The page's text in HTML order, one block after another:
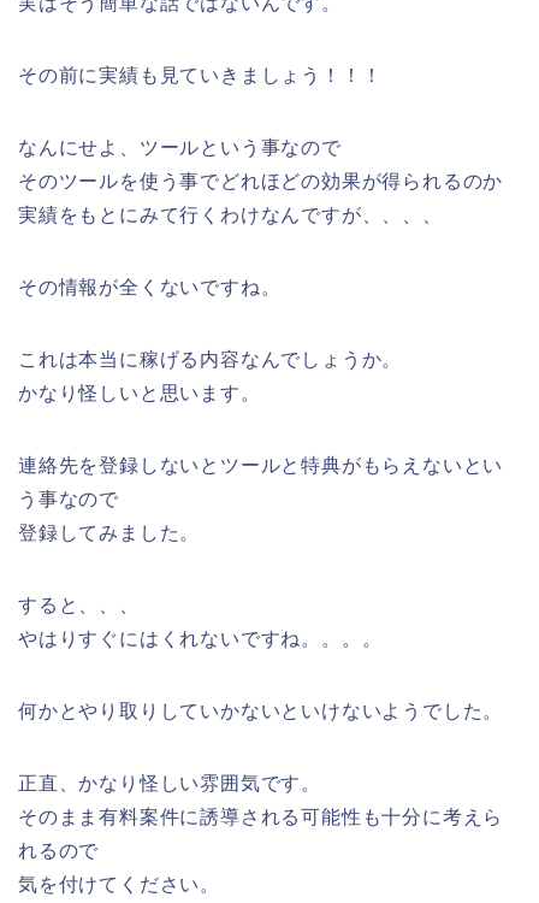
その前に実績も見ていきましょう！！！
なんにせよ、ツールという事なので
そのツールを使う事でどれほどの効果が得られるのか
実績をもとにみて行くわけなんですが、、、、
その情報が全くないですね。
これは本当に稼げる内容なんでしょうか。
かなり怪しいと思います。
連絡先を登録しないとツールと特典がもらえないとい
う事なので
登録してみました。
すると、、、
やはりすぐにはくれないですね。。。。
何かとやり取りしていかないといけないようでした。
正直、かなり怪しい雰囲気です。
そのまま有料案件に誘導される可能性も十分に考えら
れるので
気を付けてください。